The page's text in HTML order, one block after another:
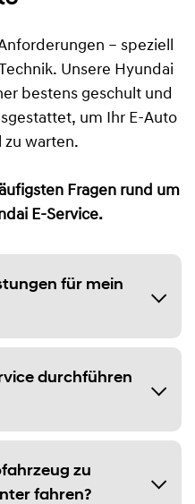
– speziell
Unsere Hyundai
bestens geschult und
um Ihr E-Auto
zu warten.
Fragen rund um
E-Service.
für mein
durchführen
zu
fahren?